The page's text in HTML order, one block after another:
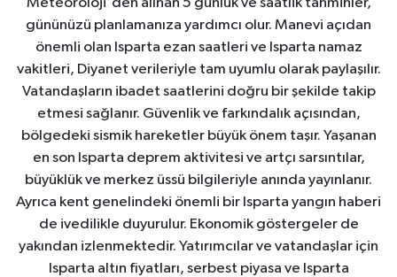
gününüzü planlamanıza yardımcı olur. Manevi açıdan
önemli olan Isparta ezan saatleri ve Isparta namaz
vakitleri, Diyanet verileriyle tam uyumlu olarak paylaşılır.
Vatandaşların ibadet saatlerini doğru bir şekilde takip
etmesi sağlanır. Güvenlik ve farkındalık açısından,
bölgedeki sismik hareketler büyük önem taşır. Yaşanan
en son Isparta deprem aktivitesi ve artçı sarsıntılar,
büyüklük ve merkez üssü bilgileriyle anında yayınlanır.
Ayrıca kent genelindeki önemli bir Isparta yangın haberi
de ivedilikle duyurulur. Ekonomik göstergeler de
yakından izlenmektedir. Yatırımcılar ve vatandaşlar için
Isparta altın fiyatları, serbest piyasa ve Isparta